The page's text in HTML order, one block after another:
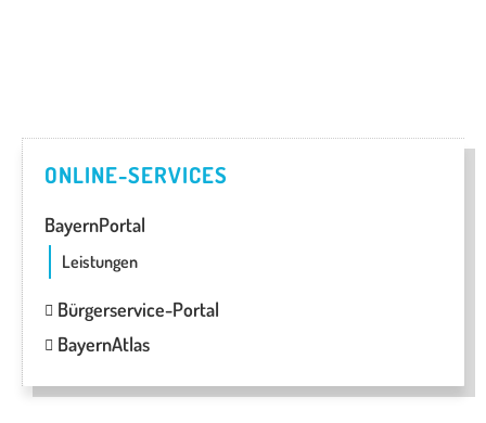
ONLINE-SERVICES
BayernPortal
Leistungen
Bürgerservice-Portal
BayernAtlas